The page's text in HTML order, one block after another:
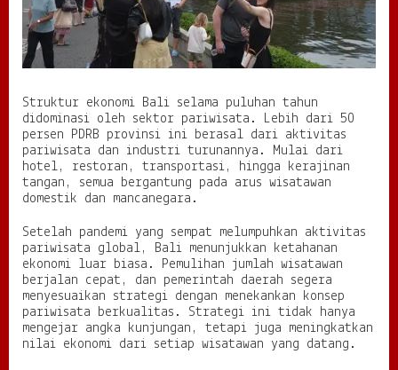
a
n
I
n
v
s
a
s
i
D
a
r
a
h
Struktur ekonomi Bali selama puluhan tahun
didominasi oleh sektor pariwisata. Lebih dari 50
persen PDRB provinsi ini berasal dari aktivitas
pariwisata dan industri turunannya. Mulai dari
hotel, restoran, transportasi, hingga kerajinan
tangan, semua bergantung pada arus wisatawan
domestik dan mancanegara.
Setelah pandemi yang sempat melumpuhkan aktivitas
pariwisata global, Bali menunjukkan ketahanan
ekonomi luar biasa. Pemulihan jumlah wisatawan
berjalan cepat, dan pemerintah daerah segera
menyesuaikan strategi dengan menekankan konsep
pariwisata berkualitas. Strategi ini tidak hanya
mengejar angka kunjungan, tetapi juga meningkatkan
nilai ekonomi dari setiap wisatawan yang datang.